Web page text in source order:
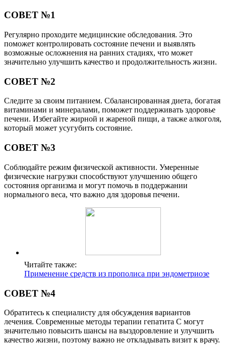
СОВЕТ №1
Регулярно проходите медицинские обследования. Это
поможет контролировать состояние печени и выявлять
возможные осложнения на ранних стадиях, что может
значительно улучшить качество и продолжительность жизни.
СОВЕТ №2
Следите за своим питанием. Сбалансированная диета, богатая
витаминами и минералами, поможет поддерживать здоровье
печени. Избегайте жирной и жареной пищи, а также алкоголя,
который может усугубить состояние.
СОВЕТ №3
Соблюдайте режим физической активности. Умеренные
физические нагрузки способствуют улучшению общего
состояния организма и могут помочь в поддержании
нормального веса, что важно для здоровья печени.
Читайте также:
Применение средств из прополиса при эндометриозе
СОВЕТ №4
Обратитесь к специалисту для обсуждения вариантов
лечения. Современные методы терапии гепатита С могут
значительно повысить шансы на выздоровление и улучшить
качество жизни, поэтому важно не откладывать визит к врачу.